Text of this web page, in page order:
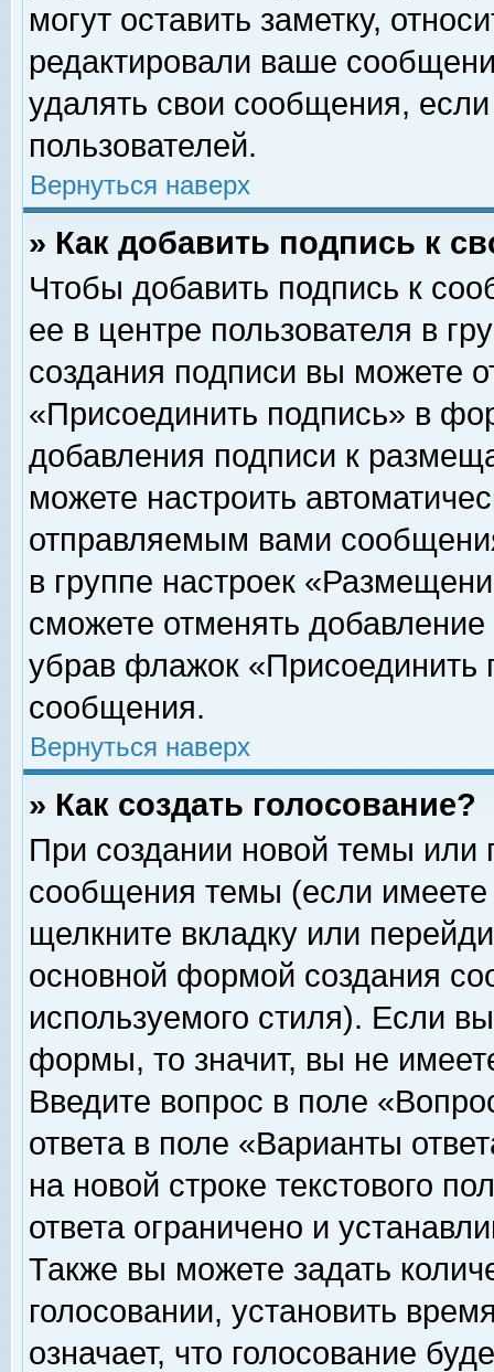
могут оставить заметку,
редактировали ваше
удалять свои сообщения,
пользователей.
Вернуться наверх
» Как добавить подпись к
Чтобы добавить подпись к
ее в центре пользователя в
создания подписи вы можете
«Присоединить подпись» в
добавления подписи к
можете настроить
отправляемым вами
в группе настроек
сможете отменять
убрав флажок «Присоединить
сообщения.
Вернуться наверх
» Как создать голосование?
При создании новой темы или
сообщения темы (если
щелкните вкладку или
основной формой создания
используемого стиля). Если
формы, то значит, вы не
Введите вопрос в поле
ответа в поле «Варианты
на новой строке текстового
ответа ограничено и
Также вы можете задать
голосовании, установить
означает, что голосование